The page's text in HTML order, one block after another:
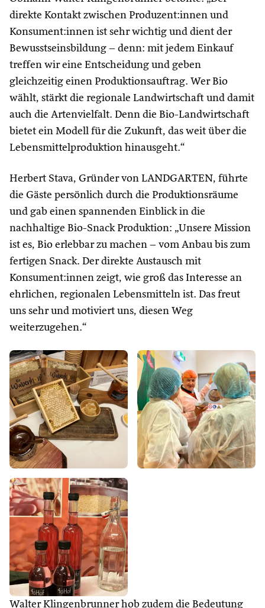
direkte Kontakt zwischen Produzent:innen und
Konsument:innen ist sehr wichtig und dient der
Bewusstseinsbildung – denn: mit jedem Einkauf
treffen wir eine Entscheidung und geben
gleichzeitig einen Produktionsauftrag. Wer Bio
wählt, stärkt die regionale Landwirtschaft und damit
auch die Artenvielfalt. Denn die Bio-Landwirtschaft
bietet ein Modell für die Zukunft, das weit über die
Lebensmittelproduktion hinausgeht.“
Herbert Stava, Gründer von LANDGARTEN, führte
die Gäste persönlich durch die Produktionsräume
und gab einen spannenden Einblick in die
nachhaltige Bio-Snack Produktion: „Unsere Mission
ist es, Bio erlebbar zu machen – vom Anbau bis zum
fertigen Snack. Der direkte Austausch mit
Konsument:innen zeigt, wie groß das Interesse an
ehrlichen, regionalen Lebensmitteln ist. Das freut
uns sehr und motiviert uns, diesen Weg
weiterzugehen.“
Walter Klingenbrunner hob zudem die Bedeutung